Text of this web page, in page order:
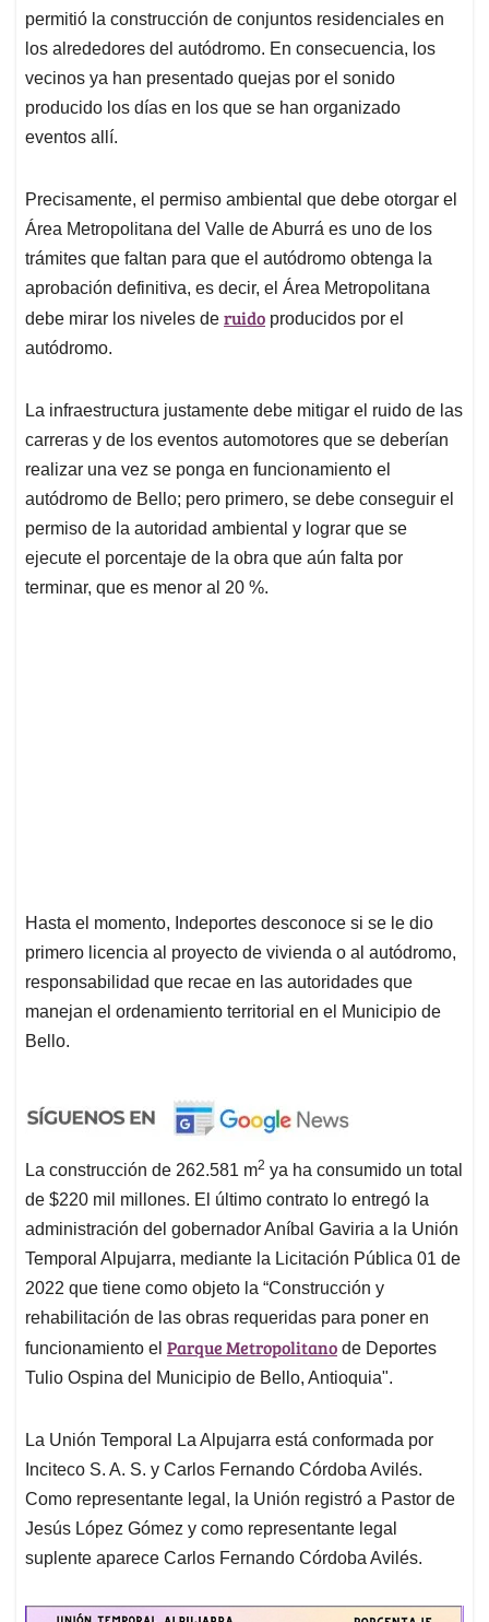
permitió la construcción de conjuntos residenciales en
los alrededores del autódromo. En consecuencia, los
vecinos ya han presentado quejas por el sonido
producido los días en los que se han organizado
eventos allí.
Precisamente, el permiso ambiental que debe otorgar el
Área Metropolitana del Valle de Aburrá es uno de los
trámites que faltan para que el autódromo obtenga la
aprobación definitiva, es decir, el Área Metropolitana
debe mirar los niveles de ruido producidos por el
autódromo.
La infraestructura justamente debe mitigar el ruido de las
carreras y de los eventos automotores que se deberían
realizar una vez se ponga en funcionamiento el
autódromo de Bello; pero primero, se debe conseguir el
permiso de la autoridad ambiental y lograr que se
ejecute el porcentaje de la obra que aún falta por
terminar, que es menor al 20 %.
Hasta el momento, Indeportes desconoce si se le dio
primero licencia al proyecto de vivienda o al autódromo,
responsabilidad que recae en las autoridades que
manejan el ordenamiento territorial en el Municipio de
Bello.
La construcción de 262.581 m2 ya ha consumido un total
de $220 mil millones. El último contrato lo entregó la
administración del gobernador Aníbal Gaviria a la Unión
Temporal Alpujarra, mediante la Licitación Pública 01 de
2022 que tiene como objeto la “Construcción y
rehabilitación de las obras requeridas para poner en
funcionamiento el Parque Metropolitano de Deportes
Tulio Ospina del Municipio de Bello, Antioquia".
La Unión Temporal La Alpujarra está conformada por
Inciteco S. A. S. y Carlos Fernando Córdoba Avilés.
Como representante legal, la Unión registró a Pastor de
Jesús López Gómez y como representante legal
suplente aparece Carlos Fernando Córdoba Avilés.